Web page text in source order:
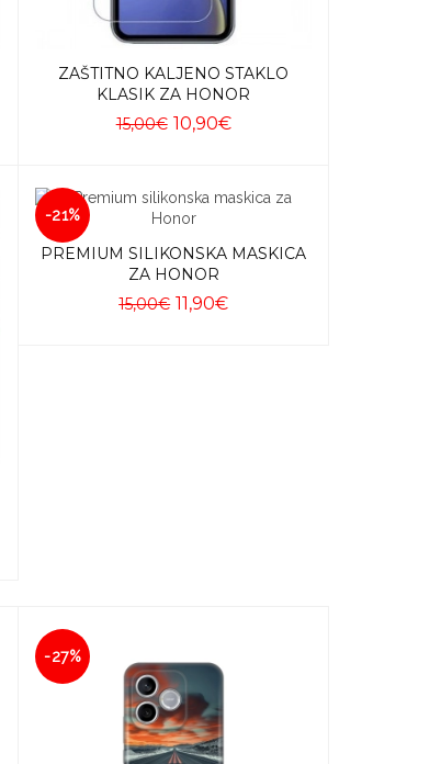
ZAŠTITNO KALJENO STAKLO
KLASIK ZA HONOR
15,00€ 10,90€
-21%
PREMIUM SILIKONSKA MASKICA
ZA HONOR
15,00€ 11,90€
-27%